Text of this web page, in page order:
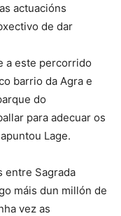
actuacións
de dar
a este percorrido
barrio da Agra e
do
para adecuar os
Lage.
entre Sagrada
máis dun millón de
vez as